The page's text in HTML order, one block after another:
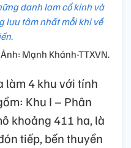
danh lam cổ kính và
lưu tâm nhất mỗi khi về
Ảnh: Mạnh Khánh-TTXVN.
làm 4 khu với tính
Khu I – Phân
khoảng 411 ha, là
tiếp, bến thuyền